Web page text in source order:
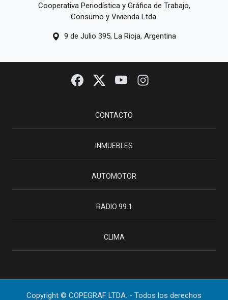
Cooperativa Periodística y Gráfica de Trabajo,
Consumo y Vivienda Ltda.
9 de Julio 395, La Rioja, Argentina
CONTACTO
INMUEBLES
AUTOMOTOR
RADIO 99.1
CLIMA
Copyright © COPEGRAF LTDA. - Todos los derechos